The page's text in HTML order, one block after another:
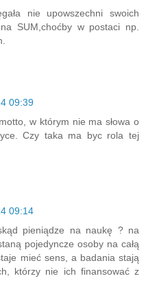
nie upowszechni swoich
SUM,choćby w postaci np.
09:39
w którym nie ma słowa o
Czy taka ma byc rola tej
09:14
pieniądze na naukę ? na
pojedyncze osoby na całą
mieć sens, a badania stają
którzy nie ich finansować z